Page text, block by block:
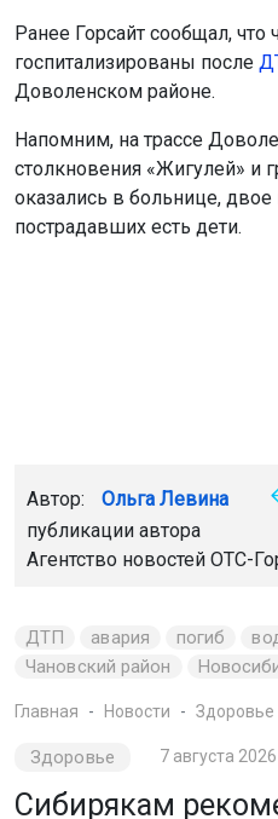
Ранее Горсайт сообщал, что
госпитализированы после
Доволенском районе.
Напомним, на трассе
столкновения «Жигулей» и
оказались в больнице,
пострадавших есть дети.
Автор: Ольга Левина
публикации автора
Агентство новостей ОТС-
ДТП авария погиб
Чановский район
Главная Новости Здоровье
Здоровье 7 августа
Сибирякам